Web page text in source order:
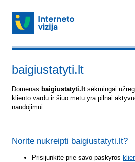
baigiustatyti.lt
Domenas baigiustatyti.ltsėkmingai
kliento vardu ir šiuo metu yra pilnai
naudojimui.
Norite nukreipti baigiustatyti.lt?
Prisijunkite prie savo paskyros